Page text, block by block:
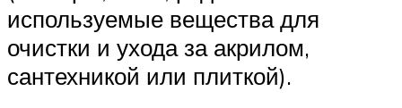
используемые вещества для
очистки и ухода за акрилом,
сантехникой или плиткой).